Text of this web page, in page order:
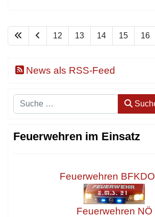
12 13 14 15 16
News als RSS-Feed
Suchen
Feuerwehren im Einsatz
Feuerwehren
Feuerwehren NÖ